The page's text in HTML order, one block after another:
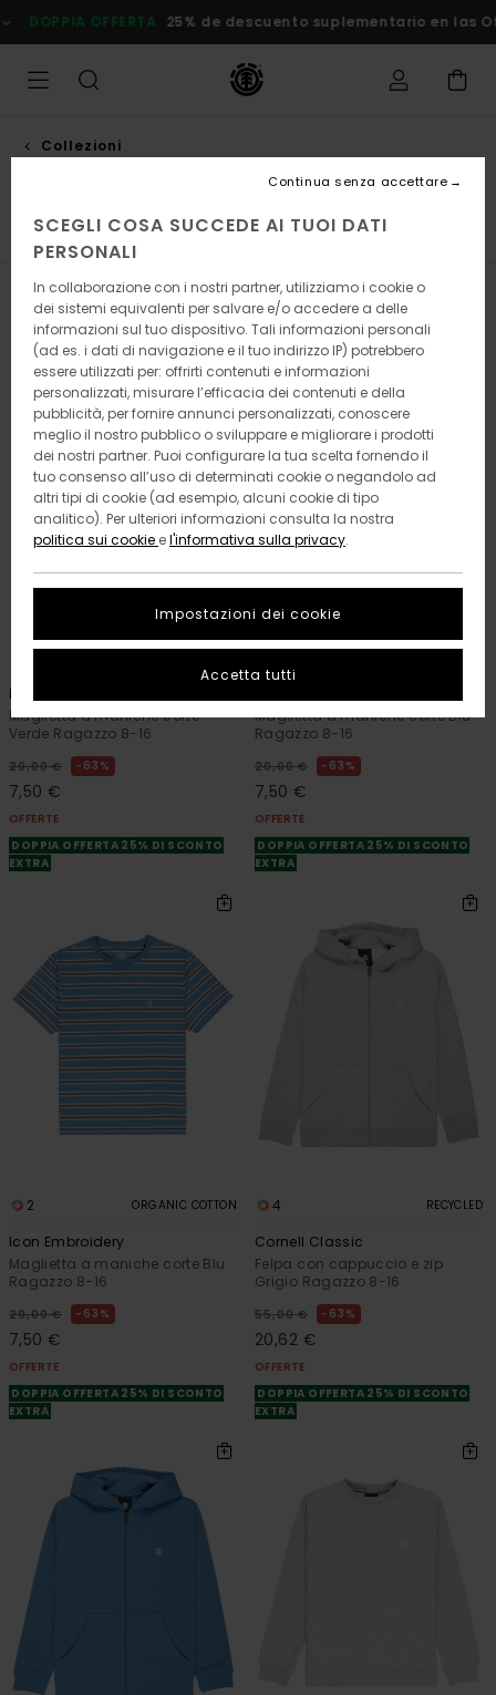
alla
selezione
griglie
OFFERTA 25% de descuento suplementario en las
Collezioni
Element x Timber! Element x Floor Icon
Filtra e Ordina 9 Risultati
Salta
criteri
ricerca
visualizza
ordine
Icon Label Pocket Y
Maglietta a maniche corte
Verde Ragazzo 8-16
20,00 € 63%
7,50 €
OFFERTE
DOPPIA OFFERTA 25% DI SCONTO
EXTRA
Maglietta a maniche corte Blu
Ragazzo 8-16
20,00 € 63%
7,50 €
OFFERTE
DOPPIA OFFERTA 25% DI SCONTO
EXTRA
2 ORGANIC COTTON
Icon Embroidery
Maglietta a maniche corte Blu
Ragazzo 8-16
20,00 € 63%
7,50 €
OFFERTE
DOPPIA OFFERTA 25% DI SCONTO
EXTRA
4 RECYCLED
Cornell Classic
Felpa con cappuccio e zip
Grigio Ragazzo 8-16
55,00 € 63%
20,62 €
OFFERTE
DOPPIA OFFERTA 25% DI SCONTO
EXTRA
SCEGLI COSA SUCCEDE AI TUOI DATI
PERSONALI
In collaborazione con i nostri partner, utilizziamo i cookie o
dei sistemi equivalenti per salvare e/o accedere a delle
informazioni sul tuo dispositivo. Tali informazioni personali
(ad es. i dati di navigazione e il tuo indirizzo IP) potrebbero
essere utilizzati per: offrirti contenuti e informazioni
personalizzati, misurare l’efficacia dei contenuti e della
pubblicità, per fornire annunci personalizzati, conoscere
meglio il nostro pubblico o sviluppare e migliorare i prodotti
dei nostri partner. Puoi configurare la tua scelta fornendo il
tuo consenso all’uso di determinati cookie o negandolo ad
altri tipi di cookie (ad esempio, alcuni cookie di tipo
analitico). Per ulteriori informazioni consulta la nostra
politica sui cookie el'informativa sulla privacy.
Impostazioni dei cookie
Continua senza accettare
Accetta tutti